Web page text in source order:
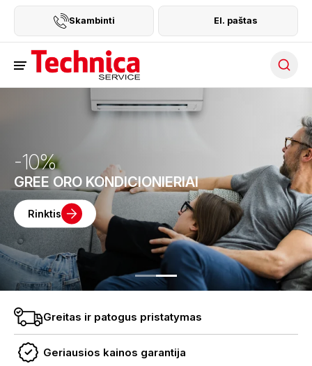
Skambinti El. paštas
-10%
GREE ORO KONDICIONIERIAI
Rinktis
Greitas ir patogus pristatymas
Geriausios kainos garantija